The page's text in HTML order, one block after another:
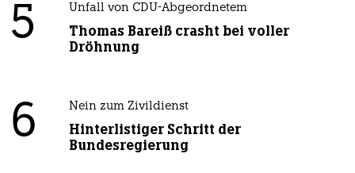
5 Unfall von CDU-Abgeordnetem
Thomas Bareiß crasht bei voller
Dröhnung
6 Nein zum Zivildienst
Hinterlistiger Schritt der
Bundesregierung